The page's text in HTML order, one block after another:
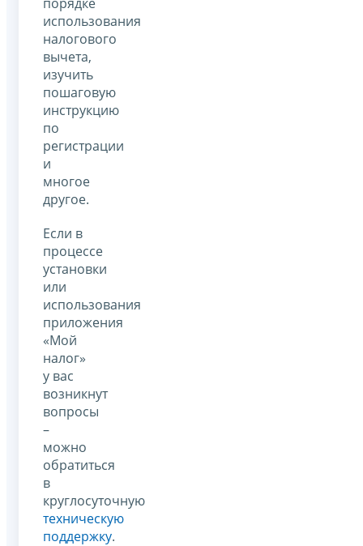
использования
налогового
вычета,
изучить
пошаговую
инструкцию
по
регистрации
и
многое
другое.
Если в
процессе
установки
или
использования
приложения
«Мой
налог»
у вас
возникнут
вопросы
–
можно
обратиться
в
круглосуточную
техническую
поддержку.